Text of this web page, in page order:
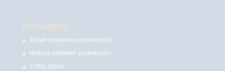
PRYWATNOŚĆ
Zmień ustawienia prywatności
Historia ustawień prywatności
Cofnij zgody